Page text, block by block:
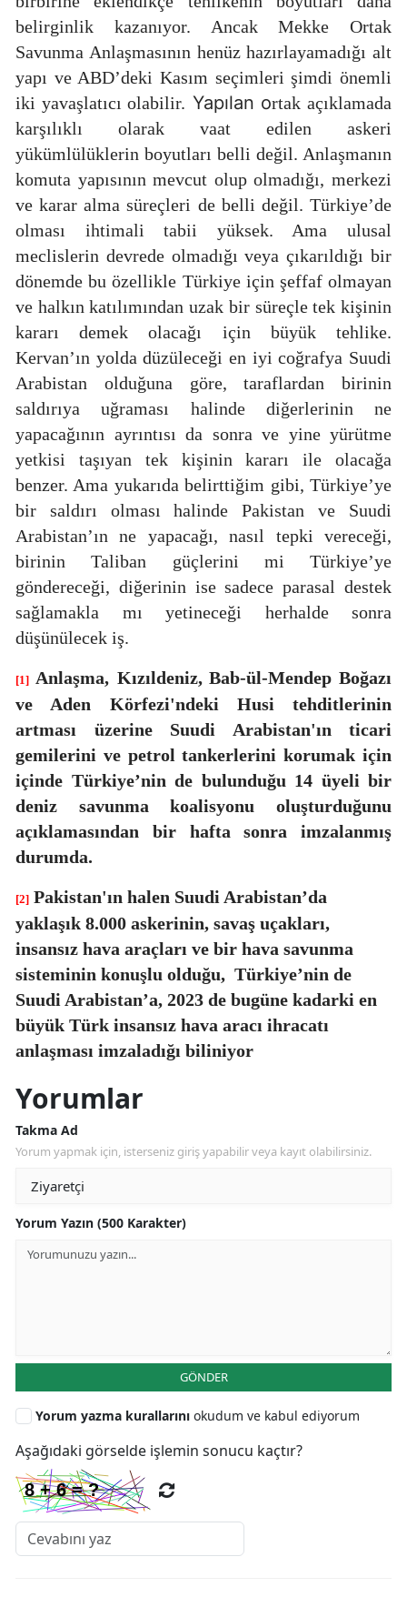
belirginlik kazanıyor. Ancak Mekke Ortak
Savunma Anlaşmasının henüz hazırlayamadığı alt
yapı ve ABD’deki Kasım seçimleri şimdi önemli
iki yavaşlatıcı olabilir. Yapılan ortak açıklamada
karşılıklı olarak vaat edilen askeri
yükümlülüklerin boyutları belli değil. Anlaşmanın
komuta yapısının mevcut olup olmadığı, merkezi
ve karar alma süreçleri de belli değil. Türkiye’de
olması ihtimali tabii yüksek. Ama ulusal
meclislerin devrede olmadığı veya çıkarıldığı bir
dönemde bu özellikle Türkiye için şeffaf olmayan
ve halkın katılımından uzak bir süreçle tek kişinin
kararı demek olacağı için büyük tehlike.
Kervan’ın yolda düzüleceği en iyi coğrafya Suudi
Arabistan olduğuna göre, taraflardan birinin
saldırıya uğraması halinde diğerlerinin ne
yapacağının ayrıntısı da sonra ve yine yürütme
yetkisi taşıyan tek kişinin kararı ile olacağa
benzer. Ama yukarıda belirttiğim gibi, Türkiye’ye
bir saldırı olması halinde Pakistan ve Suudi
Arabistan’ın ne yapacağı, nasıl tepki vereceği,
birinin Taliban güçlerini mi Türkiye’ye
göndereceği, diğerinin ise sadece parasal destek
sağlamakla mı yetineceği herhalde sonra
düşünülecek iş.
[1] Anlaşma, Kızıldeniz, Bab-ül-Mendep Boğazı
ve Aden Körfezi'ndeki Husi tehditlerinin
artması üzerine Suudi Arabistan'ın ticari
gemilerini ve petrol tankerlerini korumak için
içinde Türkiye’nin de bulunduğu 14 üyeli bir
deniz savunma koalisyonu oluşturduğunu
açıklamasından bir hafta sonra imzalanmış
durumda.
[2] Pakistan'ın halen Suudi Arabistan’da
yaklaşık 8.000 askerinin, savaş uçakları,
insansız hava araçları ve bir hava savunma
sisteminin konuşlu olduğu, Türkiye’nin de
Suudi Arabistan’a, 2023 de bugüne kadarki en
büyük Türk insansız hava aracı ihracatı
anlaşması imzaladığı biliniyor
Yorumlar
Takma Ad
Yorum yapmak için, isterseniz giriş yapabilir veya kayıt olabilirsiniz.
Yorum Yazın (500 Karakter)
GÖNDER
Yorum yazma kurallarını okudum ve kabul ediyorum
Aşağıdaki görselde işlemin sonucu kaçtır?